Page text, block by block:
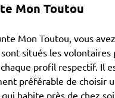
Mon Toutou
Mon Toutou, vous
situés les volontaires
profil respectif. Il
préférable de choisir
habite près de chez